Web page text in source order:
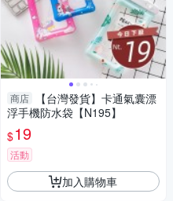
商店
【台灣發貨】卡通氣囊漂
浮手機防水袋【N195】
$19
活動
加入購物車